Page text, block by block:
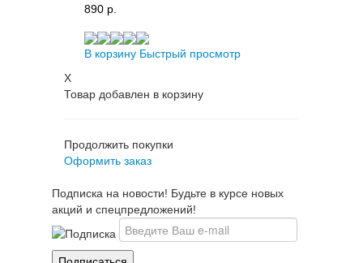
890 p.
В корзину Быстрый просмотр
X
Товар добавлен в корзину
Продолжить покупки
Оформить заказ
Подписка на новости! Будьте в курсе новых
акций и спецпредложений!